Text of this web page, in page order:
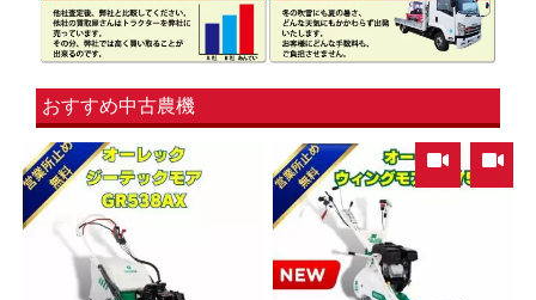
おすすめ中古農機